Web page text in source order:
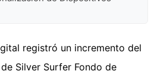
registró un incremento del
Silver Surfer Fondo de